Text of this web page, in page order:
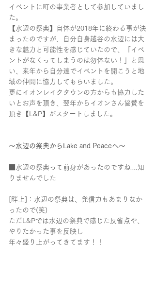
イベントに町の事業者として参加していまし
た。
【水辺の祭典】自体が2018年に終わる事が決
まったのですが、自分自身越谷の水辺には大
きな魅力と可能性を感じていたので、「イベ
ントがなくってしまうのは勿体ない！」と思
い、来年から自分達でイベントを開こうと地
域の仲間に協力してもらいました。
更にイオンレイクタウンの方からも協力した
いとお声を頂き、翌年からイオンさん協賛を
頂き【L&P】がスタートしました。
～水辺の祭典からLake and Peaceへ～
■水辺の祭典って前身があったのですね…知
りませんでした
[畔上]：水辺の祭典は、発信力もあまりなか
ったので(笑)
ただL&Pでは水辺の祭典で感じた反省点や、
やりたかった事を反映し
年々盛り上がってきてます！！